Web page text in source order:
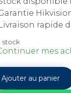
rapide
stock
mes
Ajouter au panier